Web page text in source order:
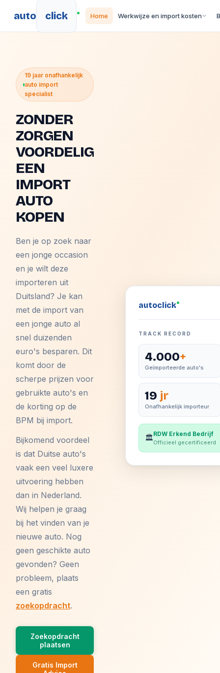
auto click Home Werkwijze en import kosten
19 jaar onafhankelijk
auto import
specialist
ZONDER
ZORGEN
VOORDELIG
EEN
IMPORT
AUTO
KOPEN
Ben je op zoek naar
een jonge occasion
en je wilt deze
importeren uit
Duitsland? Je kan
met de import van
een jonge auto al
snel duizenden
euro's besparen. Dit
komt door de
scherpe prijzen voor
gebruikte auto's en
de korting op de
BPM bij import.
Bijkomend voordeel
is dat Duitse auto's
vaak een veel luxere
uitvoering hebben
dan in Nederland.
Wij helpen je graag
bij het vinden van je
nieuwe auto. Nog
geen geschikte auto
gevonden? Geen
probleem, plaats
een gratis
zoekopdracht.
Zoekopdracht
plaatsen
Gratis Import
autoclick
TRACK RECORD
4.000+
Geïmporteerde auto's
19 jr
Onafhankelijk importeur
🏛️RDW Erkend Bedrijf
Officieel gecertificeerd